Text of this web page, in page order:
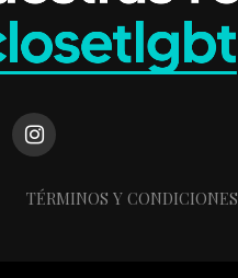
TÉRMINOS Y CONDICIONES